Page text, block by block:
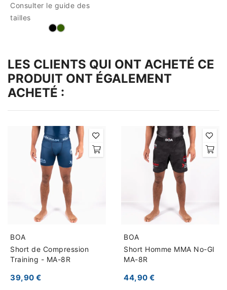
Consulter le guide des
tailles
LES CLIENTS QUI ONT ACHETÉ CE
PRODUIT ONT ÉGALEMENT
ACHETÉ :
BOA
Short de Compression
Training - MA-8R
39,90 €
BOA
Short Homme MMA No-GI
MA-8R
44,90 €